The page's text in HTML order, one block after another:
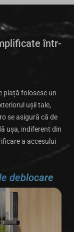
într-
piață folosesc un
ușii tale,
se asigură că de
ușa, indiferent din
a accesului
deblocare